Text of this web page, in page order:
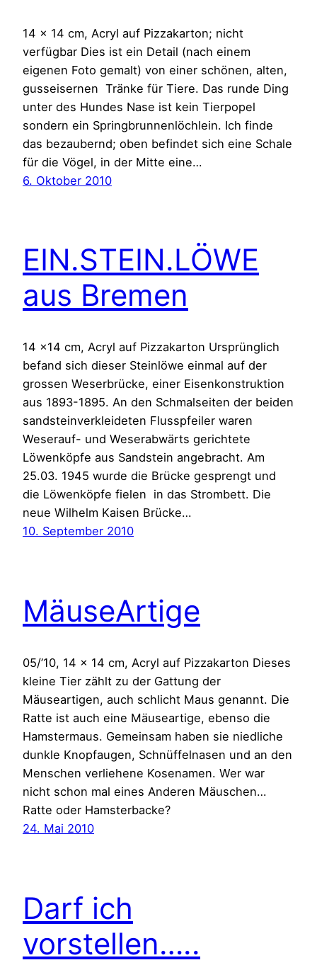
14 x 14 cm, Acryl auf Pizzakarton; nicht
verfügbar Dies ist ein Detail (nach einem
eigenen Foto gemalt) von einer schönen, alten,
gusseisernen Tränke für Tiere. Das runde Ding
unter des Hundes Nase ist kein Tierpopel
sondern ein Springbrunnenlöchlein. Ich finde
das bezaubernd; oben befindet sich eine Schale
für die Vögel, in der Mitte eine…
6. Oktober 2010
EIN.STEIN.LÖWE
aus Bremen
14 x14 cm, Acryl auf Pizzakarton Ursprünglich
befand sich dieser Steinlöwe einmal auf der
grossen Weserbrücke, einer Eisenkonstruktion
aus 1893-1895. An den Schmalseiten der beiden
sandsteinverkleideten Flusspfeiler waren
Weserauf- und Weserabwärts gerichtete
Löwenköpfe aus Sandstein angebracht. Am
25.03. 1945 wurde die Brücke gesprengt und
die Löwenköpfe fielen in das Strombett. Die
neue Wilhelm Kaisen Brücke…
10. September 2010
MäuseArtige
05/’10, 14 x 14 cm, Acryl auf Pizzakarton Dieses
kleine Tier zählt zu der Gattung der
Mäuseartigen, auch schlicht Maus genannt. Die
Ratte ist auch eine Mäuseartige, ebenso die
Hamstermaus. Gemeinsam haben sie niedliche
dunkle Knopfaugen, Schnüffelnasen und an den
Menschen verliehene Kosenamen. Wer war
nicht schon mal eines Anderen Mäuschen…
Ratte oder Hamsterbacke?
24. Mai 2010
Darf ich
vorstellen…..